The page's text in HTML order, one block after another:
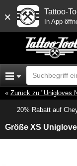
× Tattoo-
In App
Zurück zu "Unigloves
20% Rabatt auf
Größe XS